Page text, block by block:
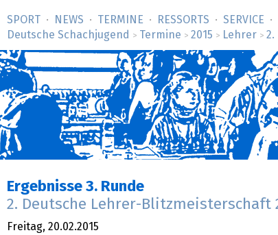
SPORT NEWS TERMINE RESSORTS SERVICE
Deutsche Schachjugend
> Termine > 2015 > Lehrer > 2.
Ergebnisse 3. Runde
2. Deutsche Lehrer-Blitzmeisterschaft
Freitag, 20.02.2015